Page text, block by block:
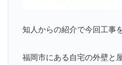
知人からの紹介で今回工事
福岡市にある自宅の外壁と